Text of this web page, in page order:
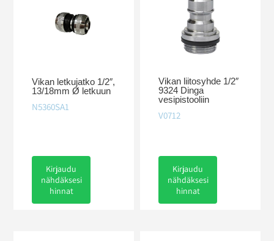
Vikan letkujatko 1/2″,
13/18mm Ø letkuun
N5360SA1
Kirjaudu
nähdäksesi
hinnat
Vikan liitosyhde 1/2″
9324 Dinga
vesipistooliin
V0712
Kirjaudu
nähdäksesi
hinnat